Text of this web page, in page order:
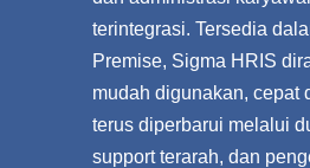
terintegrasi. Tersedia
Premise, Sigma HRIS
mudah digunakan, cepat
terus diperbarui melalui
support terarah, dan